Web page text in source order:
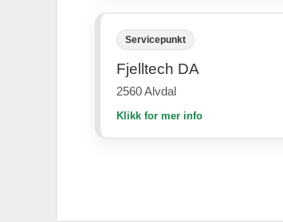
Servicepunkt
Fjelltech DA
2560 Alvdal
Klikk for mer info